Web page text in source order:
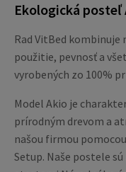
Ekologická posteľ
Rad VitBed kombinuje
použitie, pevnosť a
vyrobených zo 100%
Model Akio je
prírodným drevom a
našou firmou
Setup. Naše postele